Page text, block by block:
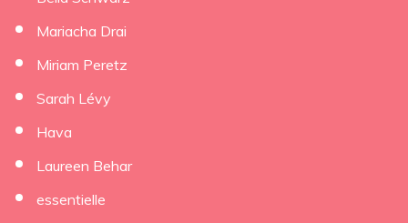
Mariacha Drai
Miriam Peretz
Sarah Lévy
Hava
Laureen Behar
essentielle